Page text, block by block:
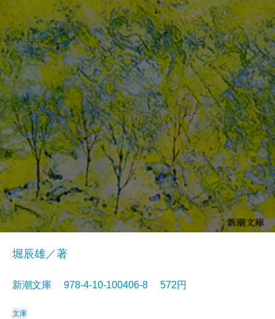
堀辰雄／著
新潮文庫 978-4-10-100406-8 572円
文庫